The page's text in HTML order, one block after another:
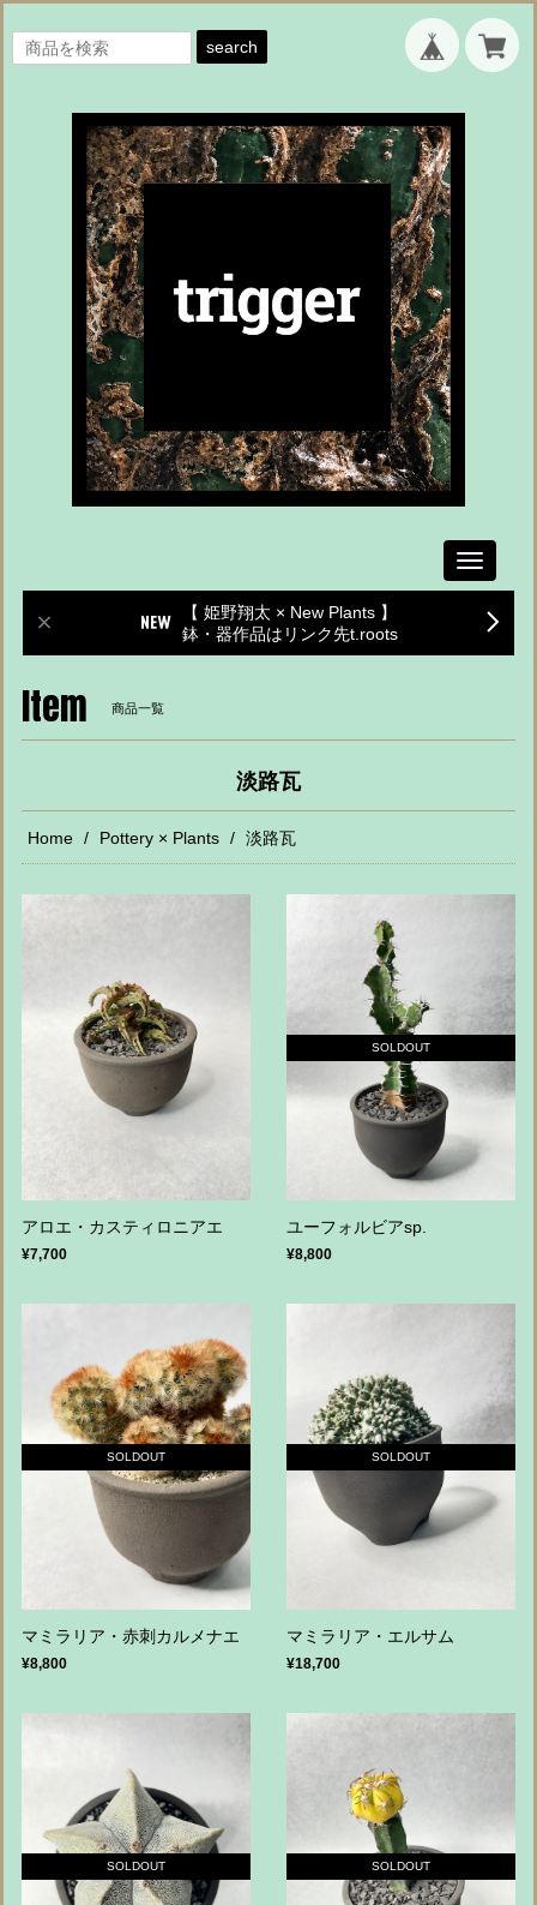
search
Toggle
【 姫野翔太 × New Plants 】
鉢・器作品はリンク先t.roots
Item 商品一覧
淡路瓦
Home Pottery × Plants 淡路瓦
アロエ・カスティロニアエ
¥7,700
SOLDOUT
ユーフォルビアsp.
¥8,800
SOLDOUT
マミラリア・赤刺カルメナエ
¥8,800
SOLDOUT
マミラリア・エルサム
¥18,700
SOLDOUT SOLDOUT